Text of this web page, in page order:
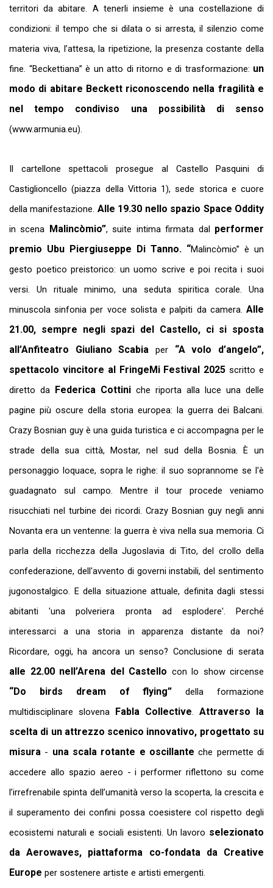
territori da abitare. A tenerli insieme è una costellazione di
condizioni: il tempo che si dilata o si arresta, il silenzio come
materia viva, l’attesa, la ripetizione, la presenza costante della
fine. “Beckettiana” è un atto di ritorno e di trasformazione: un
modo di abitare Beckett riconoscendo nella fragilità e
nel tempo condiviso una possibilità di senso
(www.armunia.eu).
Il cartellone spettacoli prosegue al Castello Pasquini di
Castiglioncello(piazza della Vittoria 1), sede storica e cuore
della manifestazione. Alle 19.30 nello spazio Space Oddity
in scena Malincòmio”, suite intima firmata dal performer
premio Ubu Piergiuseppe Di Tanno. “Malincòmio” è un
gesto poetico preistorico: un uomo scrive e poi recita i suoi
versi. Un rituale minimo, una seduta spiritica corale. Una
minuscola sinfonia per voce solista e palpiti da camera. Alle
21.00, sempre negli spazi del Castello, ci si sposta
all’Anfiteatro Giuliano Scabia per “A volo d’angelo”,
spettacolo vincitore al FringeMi Festival 2025 scritto e
diretto da Federica Cottini che riporta alla luce una delle
pagine più oscure della storia europea: la guerra dei Balcani.
Crazy Bosnian guy è una guida turistica e ci accompagna per le
strade della sua città, Mostar, nel sud della Bosnia. È un
personaggio loquace, sopra le righe: il suo soprannome se l'è
guadagnato sul campo. Mentre il tour procede veniamo
risucchiati nel turbine dei ricordi. Crazy Bosnian guy negli anni
Novanta era un ventenne: la guerra è viva nella sua memoria. Ci
parla della ricchezza della Jugoslavia di Tito, del crollo della
confederazione, dell'avvento di governi instabili, del sentimento
jugonostalgico. E della situazione attuale, definita dagli stessi
abitanti 'una polveriera pronta ad esplodere'. Perché
interessarci a una storia in apparenza distante da noi?
Ricordare, oggi, ha ancora un senso? Conclusione di serata
alle 22.00 nell’Arena del Castello con lo show circense
“Do birds dream of flying” della formazione
multidisciplinare slovena Fabla Collective. Attraverso la
scelta di un attrezzo scenico innovativo, progettato su
misura - una scala rotante e oscillante che permette di
accedere allo spazio aereo - i performer riflettono su come
l’irrefrenabile spinta dell’umanità verso la scoperta, la crescita e
il superamento dei confini possa coesistere col rispetto degli
ecosistemi naturali e sociali esistenti. Un lavoro selezionato
da Aerowaves, piattaforma co-fondata da Creative
Europe per sostenere artiste e artisti emergenti.